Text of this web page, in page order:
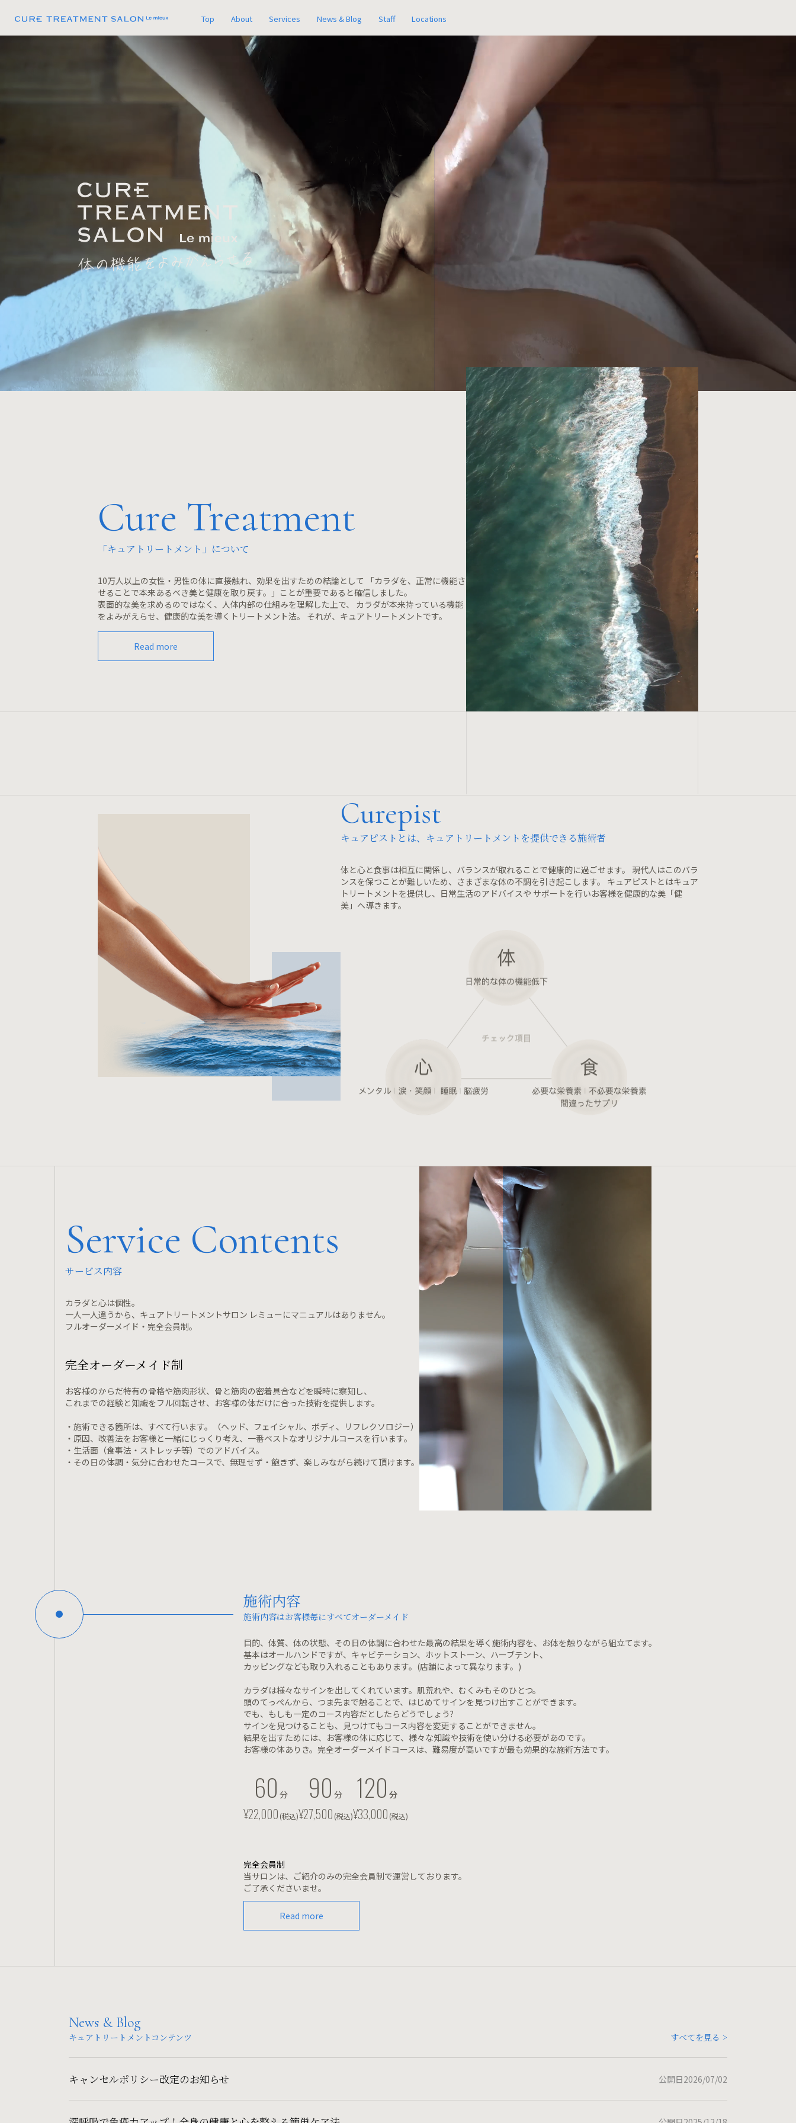
Top About Services News & Blog Staff Locations
Cure Treatment
「キュアトリートメント」について
10万人以上の女性・男性の体に直接触れ、効果を出すための結論として 「カラダを、正常に機能さ
せることで本来あるべき美と健康を取り戻す。」ことが重要であると確信しました。
表面的な美を求めるのではなく、人体内部の仕組みを理解した上で、 カラダが本来持っている機能
をよみがえらせ、健康的な美を導くトリートメント法。 それが、キュアトリートメントです。
Read more
Curepist
キュアピストとは、キュアトリートメントを提供できる施術者
体と心と食事は相互に関係し、バランスが取れることで健康的に過ごせます。 現代人はこのバラ
ンスを保つことが難しいため、さまざまな体の不調を引き起こします。 キュアピストとはキュア
トリートメントを提供し、日常生活のアドバイスや サポートを行いお客様を健康的な美「健
美」へ導きます。
Service Contents
サービス内容
カラダと心は個性。
一人一人違うから、キュアトリートメントサロン レミューにマニュアルはありません。
フルオーダーメイド・完全会員制。
完全オーダーメイド制
お客様のからだ特有の骨格や筋肉形状、骨と筋肉の密着具合などを瞬時に察知し、
これまでの経験と知識をフル回転させ、お客様の体だけに合った技術を提供します。
・施術できる箇所は、すべて行います。（ヘッド、フェイシャル、ボディ、リフレクソロジー）
・原因、改善法をお客様と一緒にじっくり考え、一番ベストなオリジナルコースを行います。
・生活面（食事法・ストレッチ等）でのアドバイス。
・その日の体調・気分に合わせたコースで、無理せず・飽きず、楽しみながら続けて頂けます。
施術内容
施術内容はお客様毎にすべてオーダーメイド
目的、体質、体の状態、その日の体調に合わせた最高の結果を導く施術内容を、お体を触りながら組立てます。
基本はオールハンドですが、キャビテーション、ホットストーン、ハーブテント、
カッピングなども取り入れることもあります。(店舗によって異なります。)
カラダは様々なサインを出してくれています。肌荒れや、むくみもそのひとつ。
頭のてっぺんから、つま先まで触ることで、はじめてサインを見つけ出すことができます。
でも、もしも一定のコース内容だとしたらどうでしょう?
サインを見つけることも、見つけてもコース内容を変更することができません。
結果を出すためには、お客様の体に応じて、様々な知識や技術を使い分ける必要があのです。
お客様の体ありき。完全オーダーメイドコースは、難易度が高いですが最も効果的な施術方法です。
60 分
¥22,000 (税込)
90 分
¥27,500 (税込)
120 分
分
¥33,000 (税込)
完全会員制
当サロンは、ご紹介のみの完全会員制で運営しております。
ご了承くださいませ。
Read more
News & Blog
キュアトリートメントコンテンツ すべてを見る >
キャンセルポリシー改定のお知らせ 公開日2026/07/02